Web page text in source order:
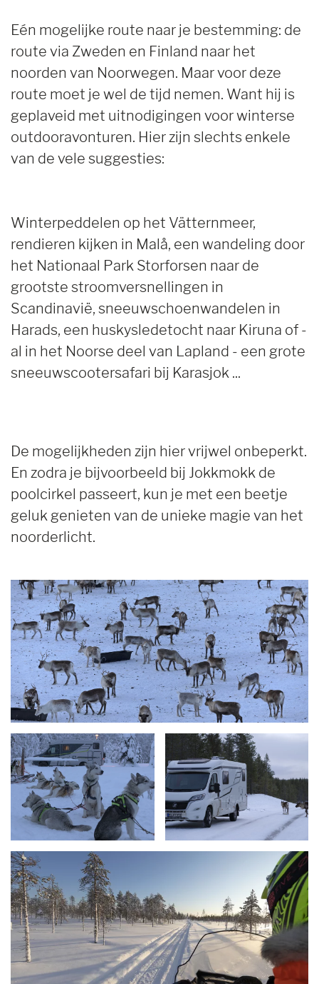
Eén mogelijke route naar je bestemming: de
route via Zweden en Finland naar het
noorden van Noorwegen. Maar voor deze
route moet je wel de tijd nemen. Want hij is
geplaveid met uitnodigingen voor winterse
outdooravonturen. Hier zijn slechts enkele
van de vele suggesties:
Winterpeddelen op het Vätternmeer,
rendieren kijken in Malå, een wandeling door
het Nationaal Park Storforsen naar de
grootste stroomversnellingen in
Scandinavië, sneeuwschoenwandelen in
Harads, een huskysledetocht naar Kiruna of -
al in het Noorse deel van Lapland - een grote
sneeuwscootersafari bij Karasjok ...
De mogelijkheden zijn hier vrijwel onbeperkt.
En zodra je bijvoorbeeld bij Jokkmokk de
poolcirkel passeert, kun je met een beetje
geluk genieten van de unieke magie van het
noorderlicht.